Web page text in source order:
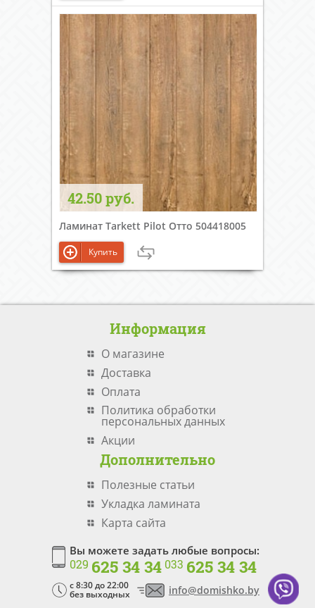
42.50 руб.
Ламинат Tarkett Pilot Отто 504418005
Купить
Информация
О магазине
Доставка
Оплата
Политика обработки
персональных данных
Акции
Дополнительно
Полезные статьи
Укладка ламината
Карта сайта
Вы можете задать любые вопросы:
029 625 34 34 033 625 34 34
c 8:30 до 22:00
без выходных info@domishko.by